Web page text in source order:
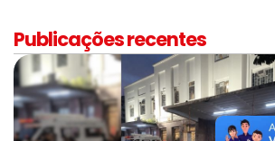
Publicações recentes